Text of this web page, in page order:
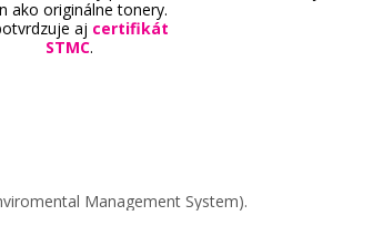
ako originálne tonery.
aj certifikát
STMC.
Management System).